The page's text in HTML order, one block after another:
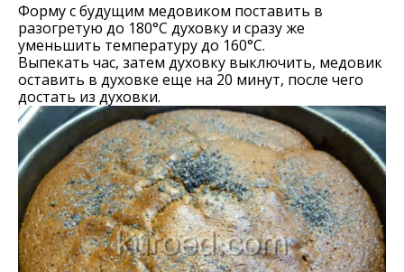
Форму с будущим медовиком поставить в
разогретую до 180°С духовку и сразу же
уменьшить температуру до 160°С.
Выпекать час, затем духовку выключить, медовик
оставить в духовке еще на 20 минут, после чего
достать из духовки.